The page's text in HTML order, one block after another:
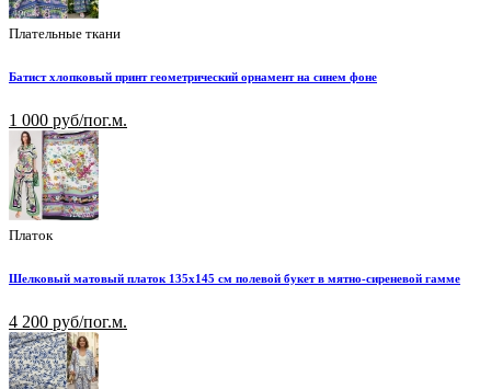
Плательные ткани
Батист хлопковый принт геометрический орнамент на синем фоне
1 000 руб/пог.м.
Платок
Шелковый матовый платок 135х145 см полевой букет в мятно-сиреневой гамме
4 200 руб/пог.м.